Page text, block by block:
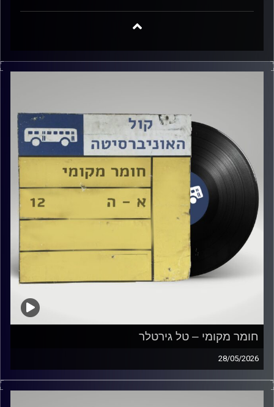
חומר מקומי – טל גירטלר
28/05/2026
שעה של מוזיקה ישראלית עם טל גירטלר